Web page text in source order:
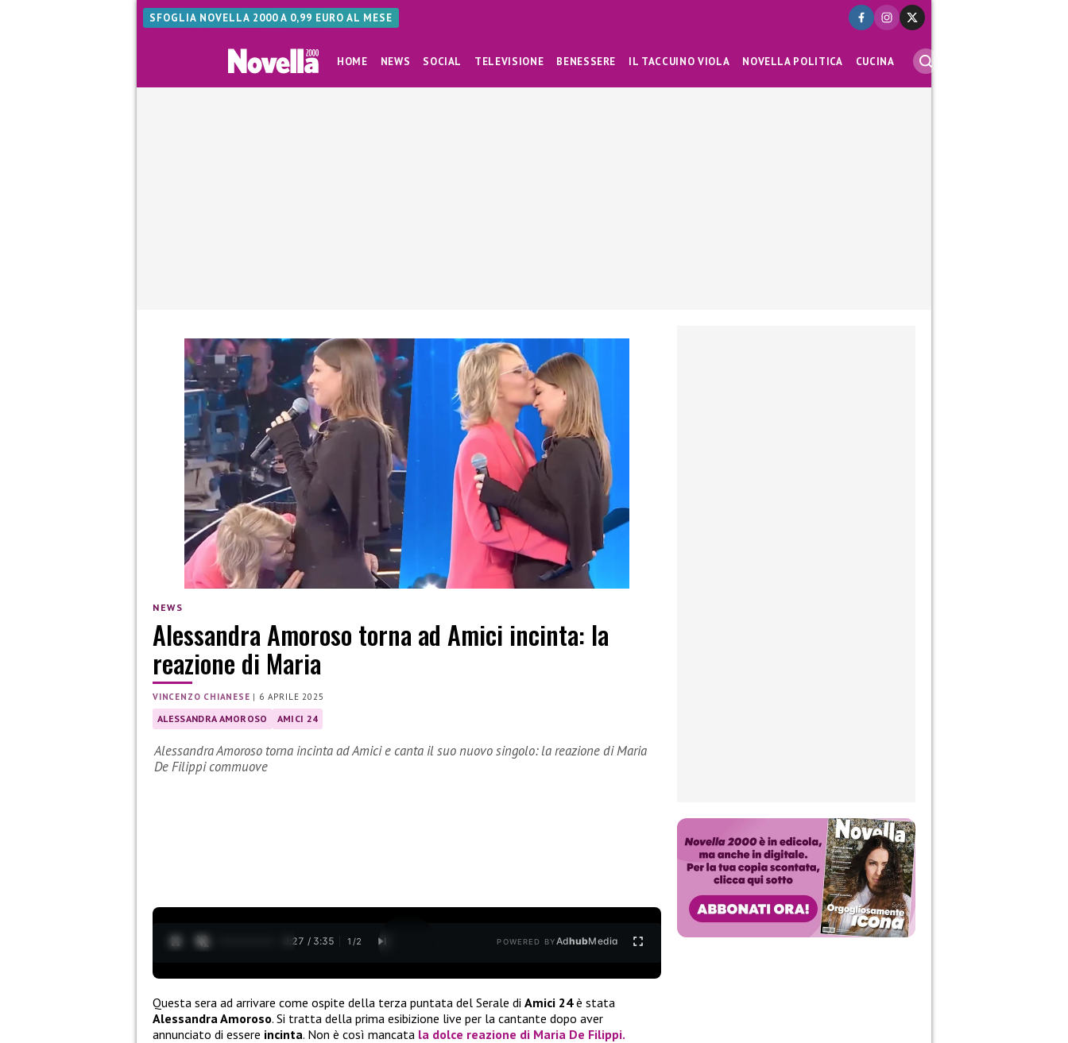
SFOGLIA NOVELLA 2000 A 0,99 EURO AL MESE
HOME NEWS SOCIAL TELEVISIONE BENESSERE IL TACCUINO VIOLA NOVELLA POLITICA CUCINA
NEWS
Alessandra Amoroso torna ad Amici incinta: la
reazione di Maria
VINCENZO CHIANESE | 6 APRILE 2025
ALESSANDRA AMOROSO AMICI 24
Alessandra Amoroso torna incinta ad Amici e canta il suo nuovo singolo: la reazione di Maria
De Filippi commuove
0:28 / 3:35 1 /2 POWERED BYAdhubMedia
Questa sera ad arrivare come ospite della terza puntata del Serale di Amici 24è stata
Alessandra Amoroso. Si tratta della prima esibizione live per la cantante dopo aver
annunciato di essere incinta. Non è così mancata la dolce reazione di Maria De Filippi.